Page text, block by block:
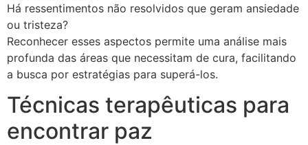
Há ressentimentos não resolvidos que geram ansiedade
ou tristeza?
Reconhecer esses aspectos permite uma análise mais
profunda das áreas que necessitam de cura, facilitando
a busca por estratégias para superá-los.
Técnicas terapêuticas para
encontrar paz